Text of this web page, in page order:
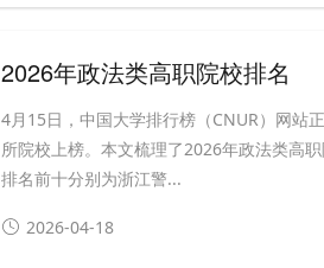
2026年政法类高职院校排名
4月15日，中国大学排行榜（CNUR）网站
所院校上榜。本文梳理了2026年政法类高
排名前十分别为浙江警...
2026-04-18